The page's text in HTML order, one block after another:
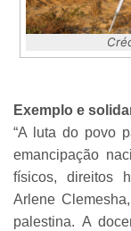
Exemplo e
“A luta do povo
emancipação
físicos, direitos
Arlene
palestina. A